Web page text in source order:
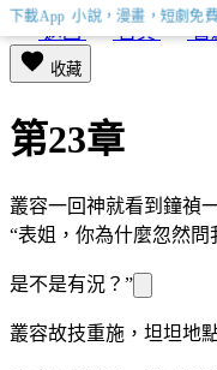
下載App 小說，漫畫，短劇免
返回 首頁 書
收藏
第23章
叢容一回神就看到鐘禎
“表姐，你為什麼忽然問
是不是有況？”
叢容故技重施，坦坦地